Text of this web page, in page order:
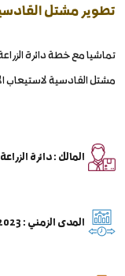
تطوير مشتل
تماشيا مع خطة دائرة
مشتل القادسية لاستيعاب
المالك : دائرة الزراعة
المدى الزمني : 2023